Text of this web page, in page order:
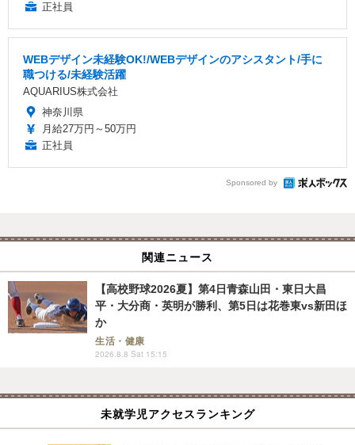
正社員
WEBデザイン未経験OK!/WEBデザインのアシスタント/手に
職つける/未経験活躍
AQUARIUS株式会社
神奈川県
月給27万円～50万円
正社員
Sponsored by
関連ニュース
【高校野球2026夏】第4日青森山田・東日大昌
平・大分商・英明が勝利、第5日は花巻東vs新田ほ
か
生活・健康
2026.8.8 Sat 15:15
未就学児アクセスランキング